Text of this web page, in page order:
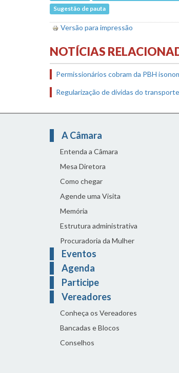
Sugestão de pauta
Versão para impressão
NOTÍCIAS
Permissionários cobram da PBH
Regularização de dívidas do
A Câmara
Entenda a Câmara
Mesa Diretora
Como chegar
Agende uma Visita
Memória
Estrutura administrativa
Procuradoria da Mulher
Eventos
Agenda
Participe
Vereadores
Conheça os Vereadores
Bancadas e Blocos
Conselhos